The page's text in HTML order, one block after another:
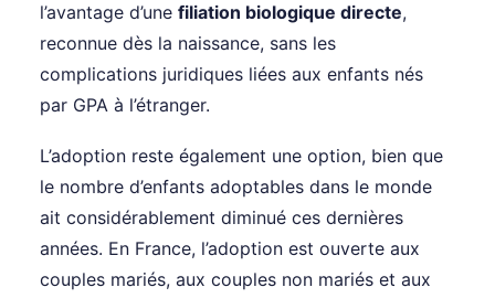
l’avantage d’une filiation biologique directe,
reconnue dès la naissance, sans les
complications juridiques liées aux enfants nés
par GPA à l’étranger.
L’adoption reste également une option, bien que
le nombre d’enfants adoptables dans le monde
ait considérablement diminué ces dernières
années. En France, l’adoption est ouverte aux
couples mariés, aux couples non mariés et aux